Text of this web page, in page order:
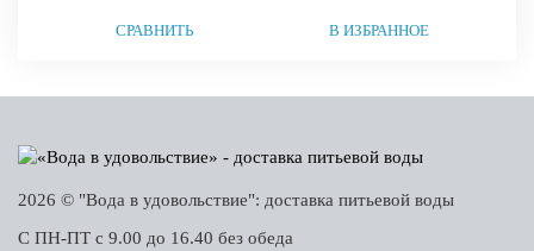
СРАВНИТЬ В ИЗБРАННОЕ
2026 © "Вода в удовольствие": доставка питьевой воды
С ПН-ПТ с 9.00 до 16.40 без обеда